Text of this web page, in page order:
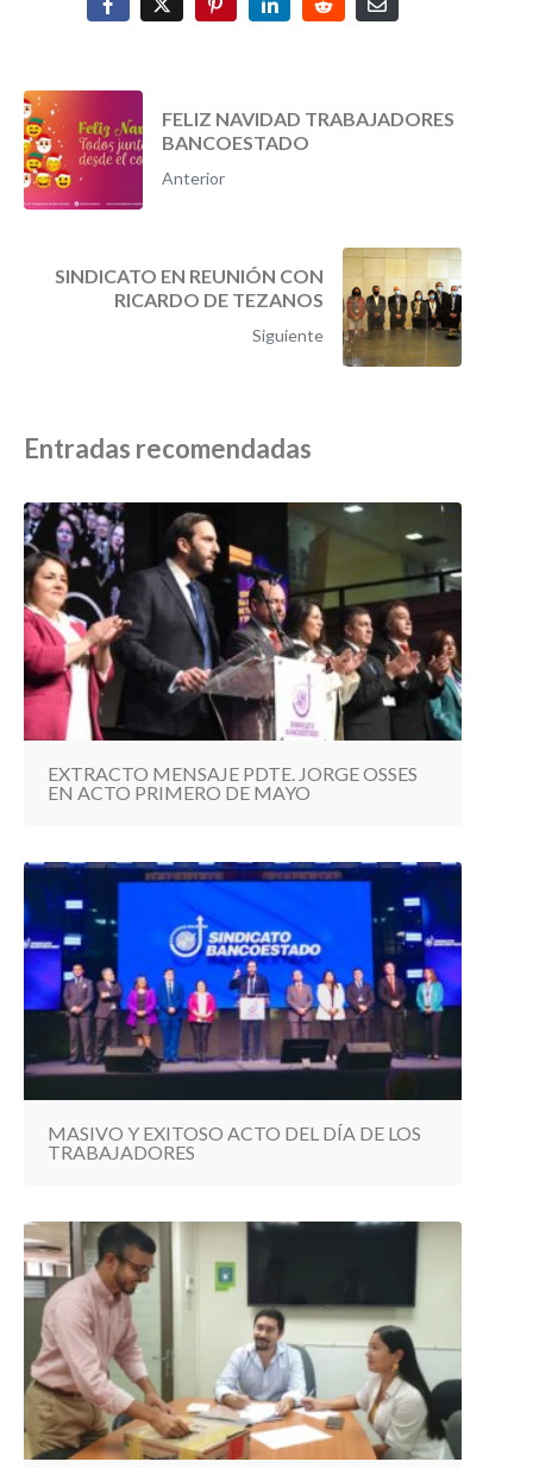
FELIZ NAVIDAD TRABAJADORES
BANCOESTADO
Anterior
SINDICATO EN REUNIÓN CON
RICARDO DE TEZANOS
Siguiente
Entradas recomendadas
EXTRACTO MENSAJE PDTE. JORGE OSSES
EN ACTO PRIMERO DE MAYO
MASIVO Y EXITOSO ACTO DEL DÍA DE LOS
TRABAJADORES